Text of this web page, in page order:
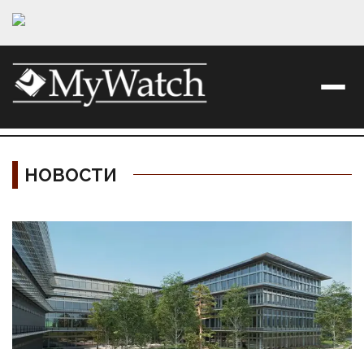
НОВОСТИ
Материалы